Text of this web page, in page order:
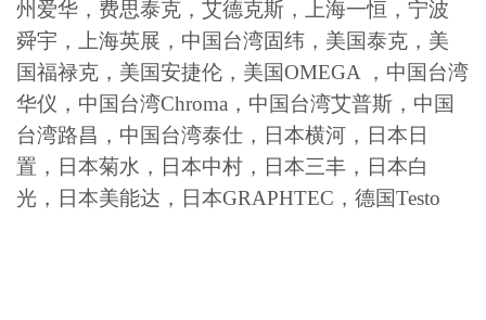
州爱华，费思泰克，艾德克斯，上海一恒，宁波
舜宇，上海英展，中国台湾固纬，美国泰克，美
国福禄克，美国安捷伦，美国OMEGA ，中国台湾
华仪，中国台湾Chroma，中国台湾艾普斯，中国
台湾路昌，中国台湾泰仕，日本横河，日本日
置，日本菊水，日本中村，日本三丰，日本白
光，日本美能达，日本GRAPHTEC，德国Testo